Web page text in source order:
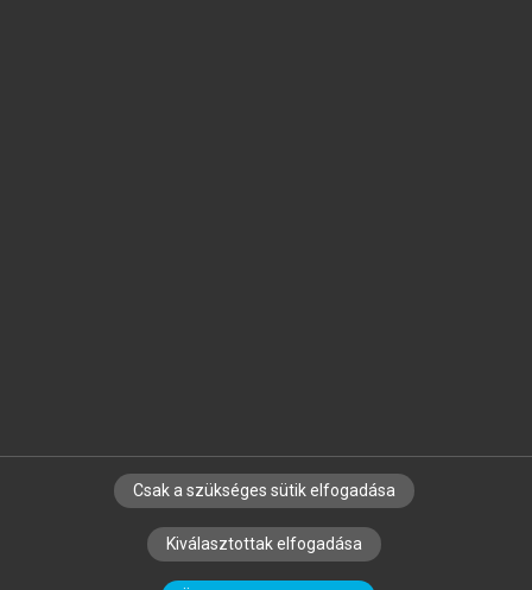
SZERZŐKNEK CÉGEKNEK KÖNYVTÁROSOKNAK
SZERKESZTÉSI ÉS LEKTORÁLÁSI ALAPELVEK
Csak a szükséges sütik elfogadása
Kiválasztottak elfogadása